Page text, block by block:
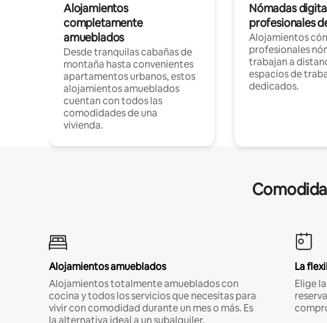
Alojamientos
completamente
amueblados
Desde tranquilas cabañas de
montaña hasta convenientes
apartamentos urbanos, estos
alojamientos amueblados
cuentan con todos las
comodidades de una
vivienda.
Nómadas
profesionales
Alojamientos
profesionales
trabajan a
espacios de
dedicados.
Alojamientos amueblados
Alojamientos totalmente amueblados con
cocina y todos los servicios que necesitas para
vivir con comodidad durante un mes o más. Es
la alternativa ideal a un subalquiler.
La
Elige